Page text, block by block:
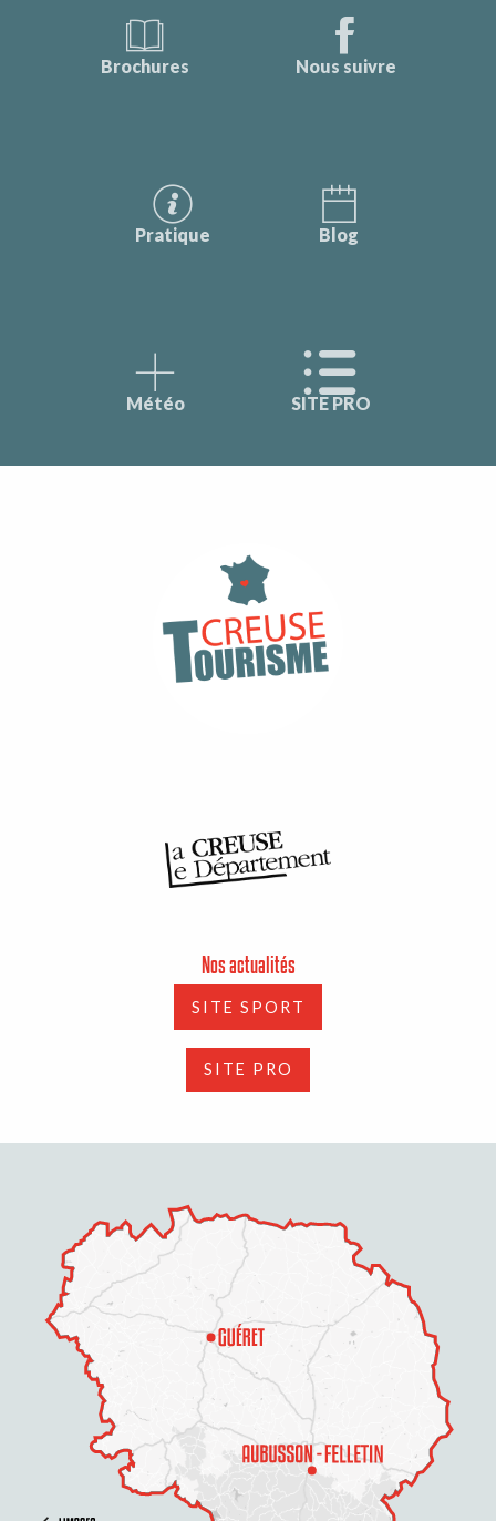
Brochures Nous suivre
Pratique Blog
Météo SITE PRO
Nos actualités
SITE SPORT
SITE PRO